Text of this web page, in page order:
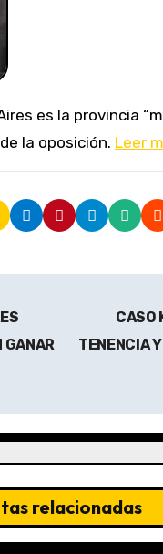
la oposición. Leer
GANAR
CASO
TENENCIA
relacionadas